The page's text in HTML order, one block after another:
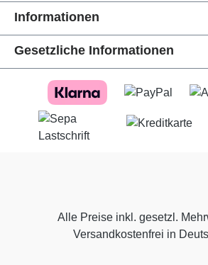
Informationen
Gesetzliche Informationen
Alle Preise inkl. gesetzl.
Versandkostenfrei in